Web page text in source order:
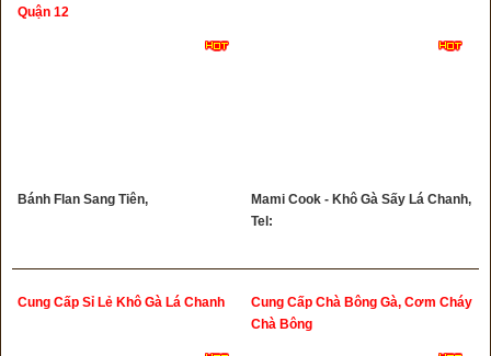
Quận 12
Bánh Flan Sang Tiên,
Mami Cook - Khô Gà Sấy Lá Chanh,
Tel:
Cung Cấp Sỉ Lẻ Khô Gà Lá Chanh
Cung Cấp Chà Bông Gà, Cơm Cháy
Chà Bông